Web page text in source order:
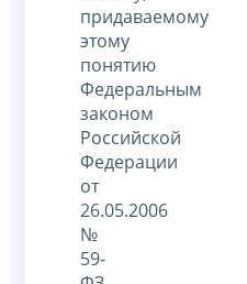
придаваемому
этому
понятию
Федеральным
законом
Российской
Федерации
от
26.05.2006
№
59-